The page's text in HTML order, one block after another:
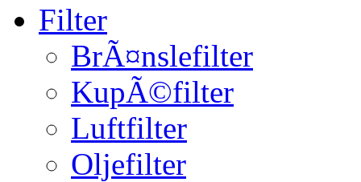
Filter
BrÃ¤nslefilter
KupÃ©filter
Luftfilter
Oljefilter